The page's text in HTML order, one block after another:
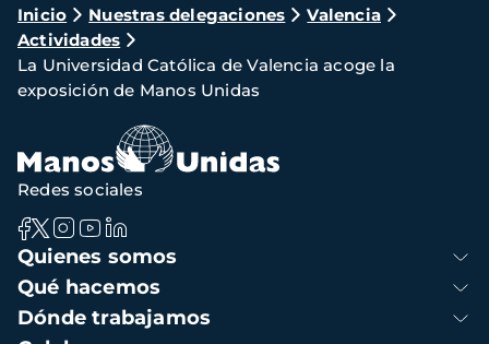
Ruta
de
navegación
Inicio Nuestras delegaciones
Valencia
Actividades
La Universidad Católica de Valencia acoge la
exposición de Manos Unidas
Navegación
principal
Quienes somos
Qué hacemos
Dónde trabajamos
Redes sociales